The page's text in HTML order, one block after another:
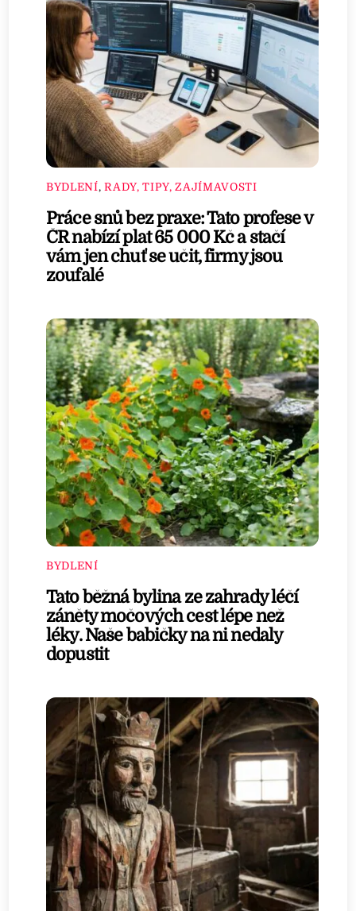
BYDLENÍ,RADY, TIPY, ZAJÍMAVOSTI
Práce snů bez praxe: Tato profese v
ČR nabízí plat 65 000 Kč a stačí
vám jen chuť se učit, firmy jsou
zoufalé
BYDLENÍ
Tato běžná bylina ze zahrady léčí
záněty močových cest lépe než
léky. Naše babičky na ni nedaly
dopustit